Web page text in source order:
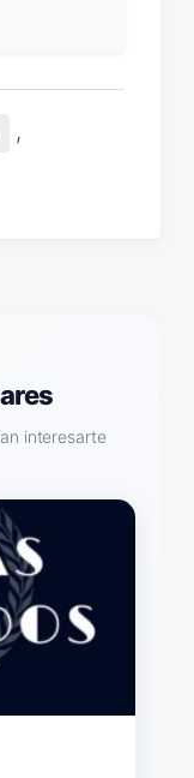
,
interesarte